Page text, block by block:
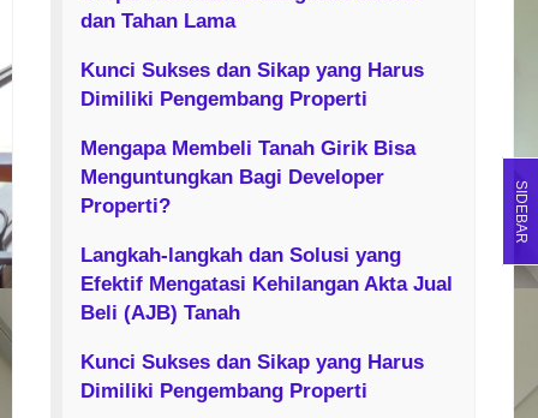
dan Tahan Lama
Kunci Sukses dan Sikap yang Harus
Dimiliki Pengembang Properti
Mengapa Membeli Tanah Girik Bisa
Menguntungkan Bagi Developer
Properti?
Langkah-langkah dan Solusi yang
Efektif Mengatasi Kehilangan Akta Jual
Beli (AJB) Tanah
Kunci Sukses dan Sikap yang Harus
Dimiliki Pengembang Properti
SIDEBAR